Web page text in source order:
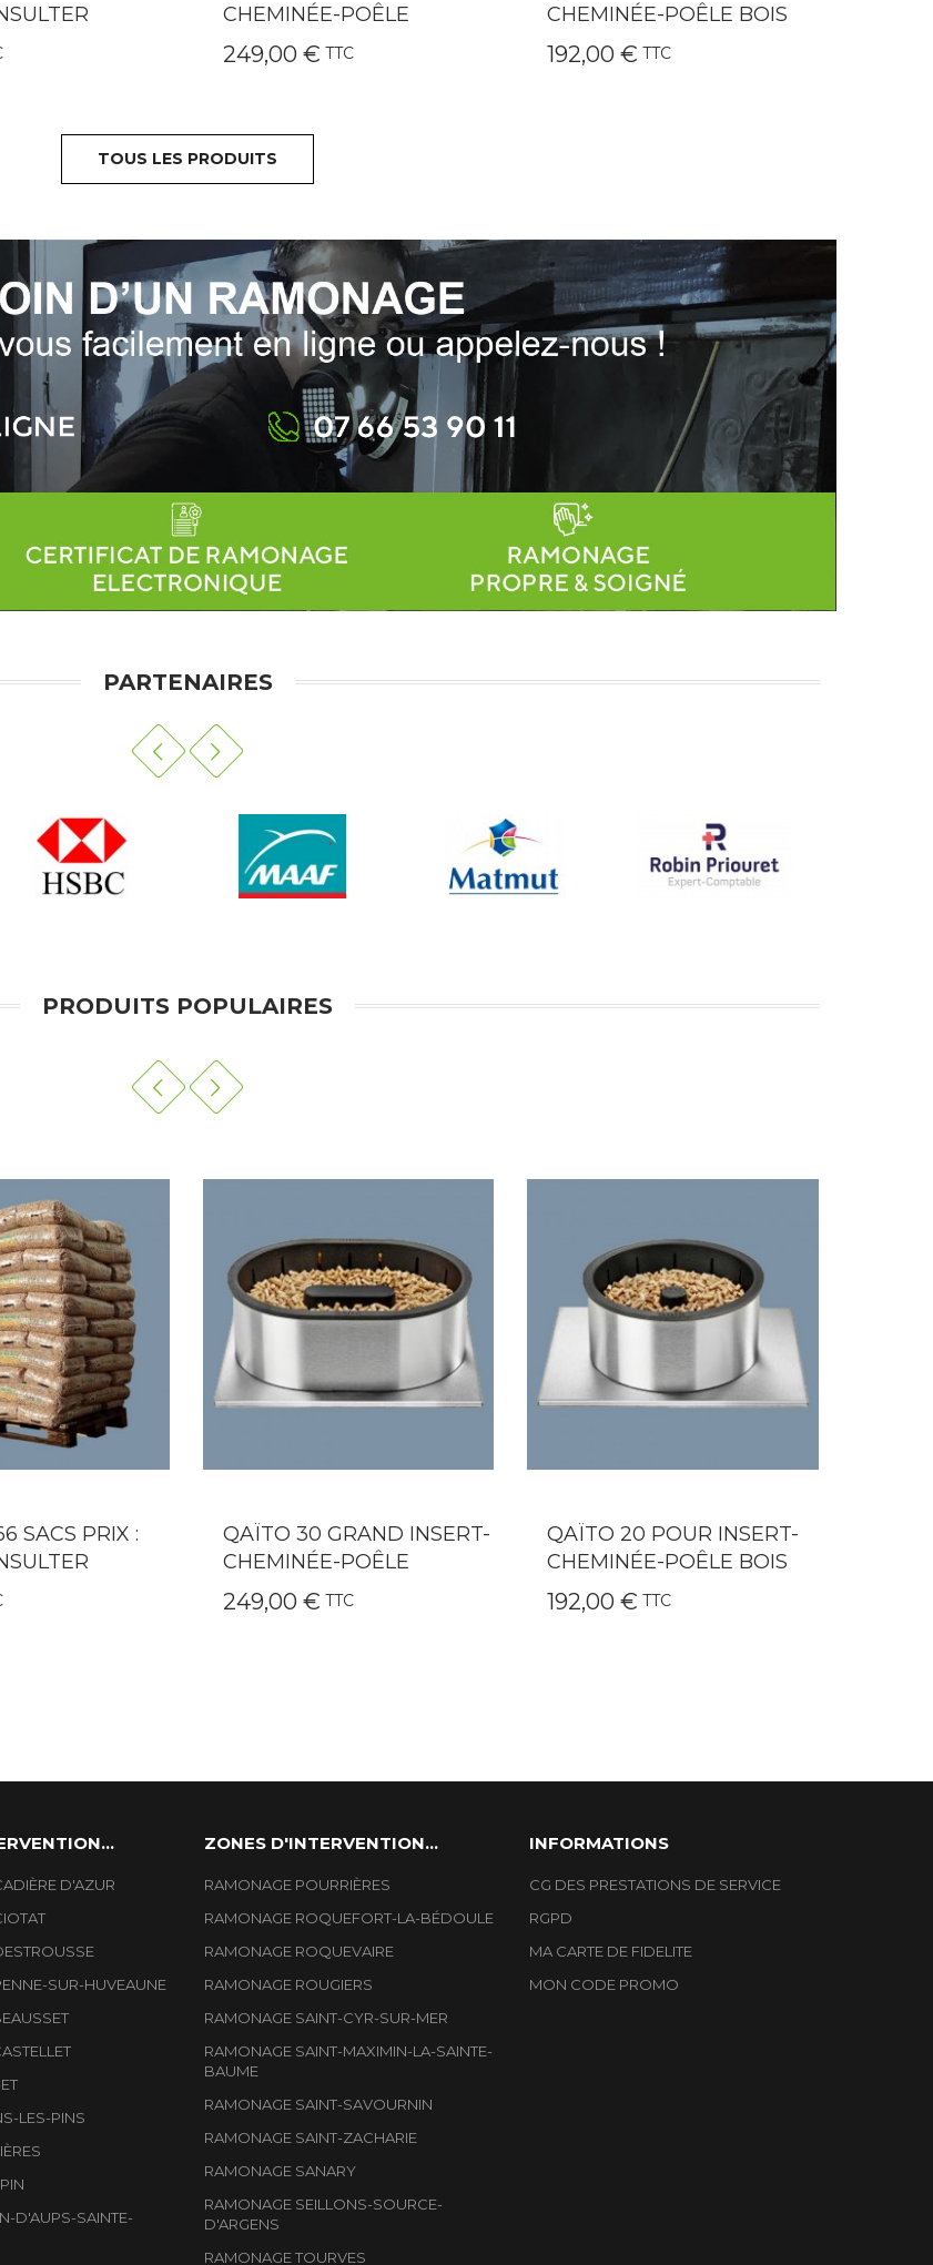
POÊLE
CHEMINÉE-POÊLE BOIS
192,00 €TTC
FOYERS
169,00 € TTC
TOUS LES PRODUITS
PARTENAIRES
PRODUITS POPULAIRES
INSERT-
POÊLE
QAÏTO 20 POUR INSERT-
CHEMINÉE-POÊLE BOIS
192,00 €TTC
QAÏTO 10 POUR PETITS
FOYERS
169,00 € TTC
D'AZUR
SUR-HUVEAUNE
LES-PINS
D'AUPS-SAINTE-
ZONES D'INTERVENTION...
RAMONAGE POURRIÈRES
RAMONAGE ROQUEFORT-LA-BÉDOULE
RAMONAGE ROQUEVAIRE
RAMONAGE ROUGIERS
RAMONAGE SAINT-CYR-SUR-MER
RAMONAGE SAINT-MAXIMIN-LA-SAINTE-
BAUME
RAMONAGE SAINT-SAVOURNIN
RAMONAGE SAINT-ZACHARIE
RAMONAGE SANARY
RAMONAGE SEILLONS-SOURCE-
D'ARGENS
RAMONAGE TOURVES
INFORMATIONS
CG DES PRESTATIONS DE SERVICE
RGPD
MA CARTE DE FIDELITE
MON CODE PROMO